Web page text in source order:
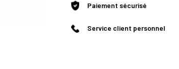
Paiement sécurisé
Service client personnel